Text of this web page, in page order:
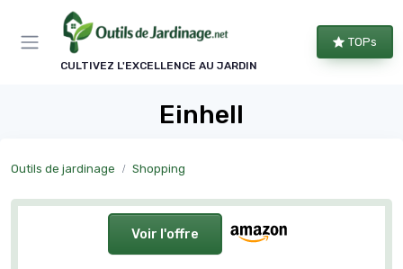
CULTIVEZ L'EXCELLENCE AU JARDIN
TOPs
Einhell
Outils de jardinage Shopping
Voir l'offre
Panneau de gestion des cookies